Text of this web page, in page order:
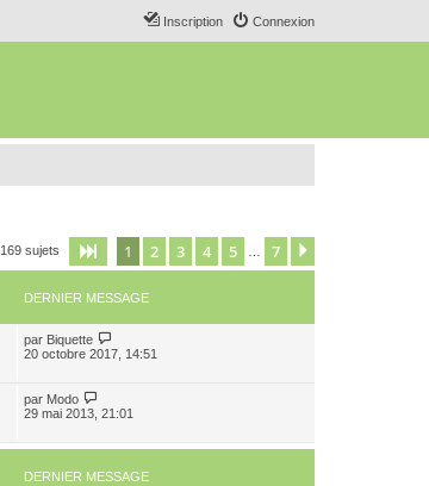
Connexion
Inscription
169 sujets Page sur7
1 2 3 4 5 7
DERNIER MESSAGE
par Biquette
20 octobre 2017, 14:51
par Modo
29 mai 2013, 21:01
DERNIER MESSAGE